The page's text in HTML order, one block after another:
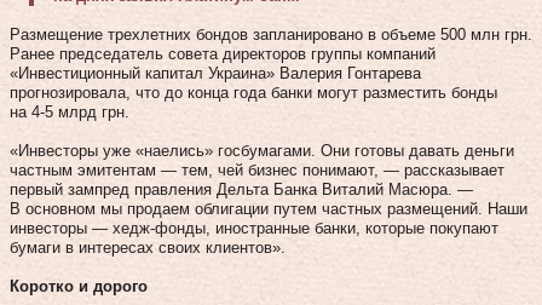
Размещение трехлетних бондов запланировано в объеме 500 млн грн.
Ранее председатель совета директоров группы компаний
«Инвестиционный капитал Украина» Валерия Гонтарева
прогнозировала, что до конца года банки могут разместить бонды
на 4‑5 млрд грн.
«Инвесторы уже «наелись» госбумагами. Они готовы давать деньги
частным эмитентам — тем, чей бизнес понимают, — рассказывает
первый зампред правления Дельта Банка Виталий Масюра. —
В основном мы продаем облигации путем частных размещений. Наши
инвес­торы — хедж-фонды, иностранные банки, которые покупают
бумаги в интересах своих клиентов».
Коротко и дорого